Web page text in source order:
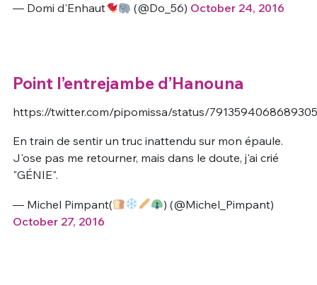
— Domi d'Enhaut (@Do_56) October 24, 2016
Point l’entrejambe d’Hanouna
https://twitter.com/pipomissa/status/
En train de sentir un truc inattendu sur mon épaule.
J'ose pas me retourner, mais dans le doute, j'ai crié
"GÉNIE".
— Michel Pimpant(
) (@Michel_Pimpant)
October 27, 2016